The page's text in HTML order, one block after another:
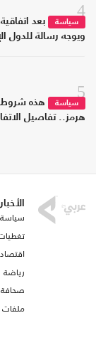
4
سياسة
بعد
ويوجه رسالة للدول
5
سياسة
هذه شروط
هرمز.. تفاصيل
الأخبار
سياسة
اقتصاد
رياضة
صحافة
ملفات